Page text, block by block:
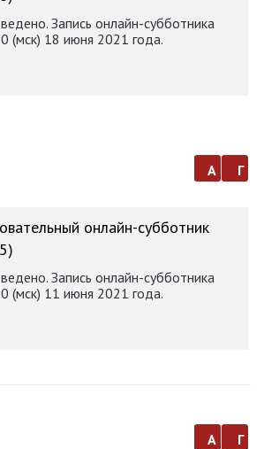
Запись онлайн-субботника
(мск) 18 июня 2021 года.
а г
онлайн-субботник
Запись онлайн-субботника
(мск) 11 июня 2021 года.
а г